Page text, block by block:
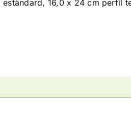
16,0 x 24 cm perfil